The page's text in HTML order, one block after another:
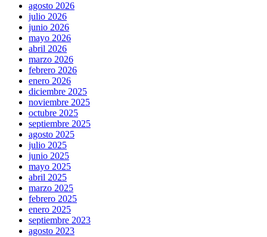
agosto 2026
julio 2026
junio 2026
mayo 2026
abril 2026
marzo 2026
febrero 2026
enero 2026
diciembre 2025
noviembre 2025
octubre 2025
septiembre 2025
agosto 2025
julio 2025
junio 2025
mayo 2025
abril 2025
marzo 2025
febrero 2025
enero 2025
septiembre 2023
agosto 2023